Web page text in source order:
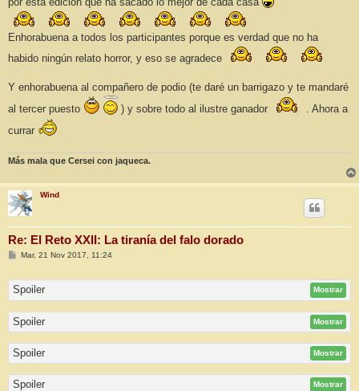
j
e
Enhorabuena a todos los participantes porque es verdad que no ha
habido ningún relato horror, y eso se agradece
Y enhorabuena al compañero de podio (te daré un barrigazo y te mandaré
al tercer puesto
) y sobre todo al ilustre ganador
. Ahora a
currar
Más mala que Cersei con jaqueca.
Wind
Re: El Reto XXII: La tiranía del falo dorado
M
s
a
j
e
Mar, 21 Nov 2017, 11:24
Spoiler Mostrar
Spoiler Mostrar
Spoiler Mostrar
Spoiler Mostrar